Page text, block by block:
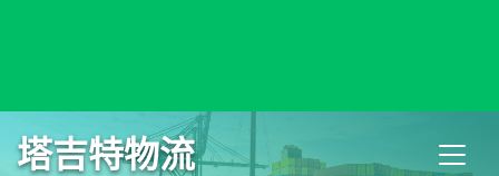
塔吉特物流